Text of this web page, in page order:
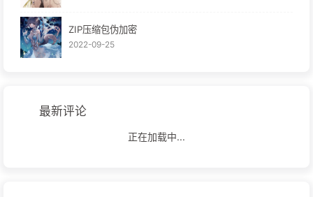
ZIP压缩包伪加密
2022-09-25
最新评论
正在加载中...